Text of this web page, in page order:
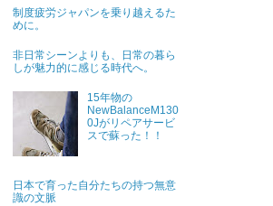
制度疲労ジャパンを乗り越えるた
めに。
非日常シーンよりも、日常の暮ら
しが魅力的に感じる時代へ。
15年物の
NewBalanceM130
0Jがリペアサービ
スで蘇った！！
日本で育った自分たちの持つ無意
識の文脈